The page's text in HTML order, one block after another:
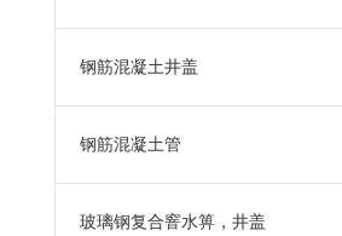
钢筋混凝土井盖
钢筋混凝土管
玻璃钢复合窨水箅，井盖